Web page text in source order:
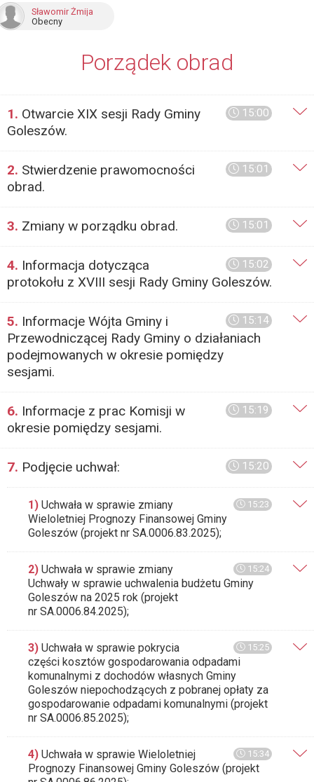
Sławomir Żmija
Obecny
Porządek obrad
15:00
1. Otwarcie XIX sesji Rady Gminy
Goleszów.
15:01
2. Stwierdzenie prawomocności
obrad.
15:01
3. Zmiany w porządku obrad.
15:02
4. Informacja dotycząca
protokołu z XVIII sesji Rady Gminy Goleszów.
15:14
5. Informacje Wójta Gminy i
Przewodniczącej Rady Gminy o działaniach
podejmowanych w okresie pomiędzy
sesjami.
15:19
6. Informacje z prac Komisji w
okresie pomiędzy sesjami.
15:20
7. Podjęcie uchwał:
15:23
1) Uchwała w sprawie zmiany
Wieloletniej Prognozy Finansowej Gminy
Goleszów (projekt nr SA.0006.83.2025);
15:24
2) Uchwała w sprawie zmiany
Uchwały w sprawie uchwalenia budżetu Gminy
Goleszów na 2025 rok (projekt
nr SA.0006.84.2025);
15:25
3) Uchwała w sprawie pokrycia
części kosztów gospodarowania odpadami
komunalnymi z dochodów własnych Gminy
Goleszów niepochodzących z pobranej opłaty za
gospodarowanie odpadami komunalnymi (projekt
nr SA.0006.85.2025);
15:34
4) Uchwała w sprawie Wieloletniej
Prognozy Finansowej Gminy Goleszów (projekt